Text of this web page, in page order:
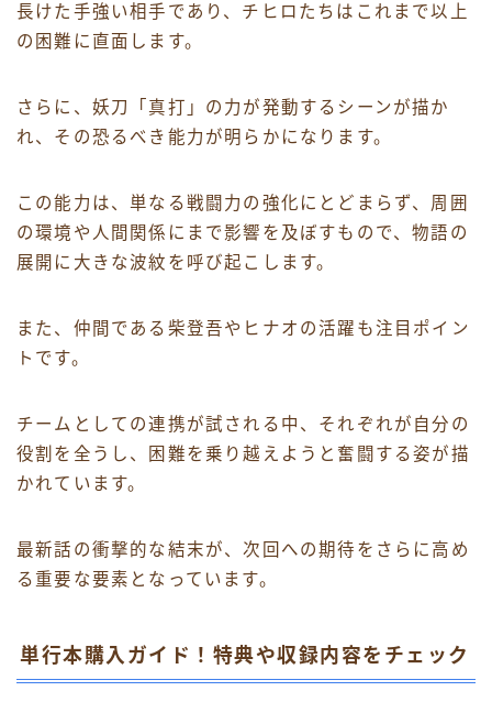
長けた手強い相手であり、チヒロたちはこれまで以上
の困難に直面します。
さらに、妖刀「真打」の力が発動するシーンが描か
れ、その恐るべき能力が明らかになります。
この能力は、単なる戦闘力の強化にとどまらず、周囲
の環境や人間関係にまで影響を及ぼすもので、物語の
展開に大きな波紋を呼び起こします。
また、仲間である柴登吾やヒナオの活躍も注目ポイン
トです。
チームとしての連携が試される中、それぞれが自分の
役割を全うし、困難を乗り越えようと奮闘する姿が描
かれています。
最新話の衝撃的な結末が、次回への期待をさらに高め
る重要な要素となっています。
単行本購入ガイド！特典や収録内容をチェック